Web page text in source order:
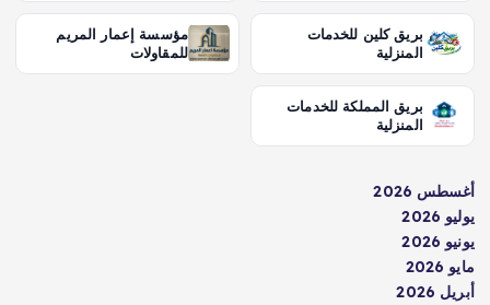
بريق كلين للخدمات
المنزلية
مؤسسة إعمار المريم
للمقاولات
بريق المملكة للخدمات
المنزلية
أغسطس 2026
يوليو 2026
يونيو 2026
مايو 2026
أبريل 2026